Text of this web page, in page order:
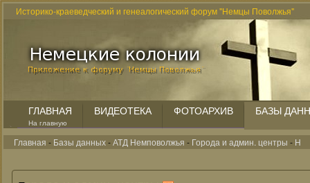
Историко-краеведческий и генеалогический форум "Немцы Поволжья"
ГЛАВНАЯ
На главную
ВИДЕОТЕКА ФОТОАРХИВ БАЗЫ
Главная - Базы данных-АТД Немповолжья - Города и админ. центры - Н